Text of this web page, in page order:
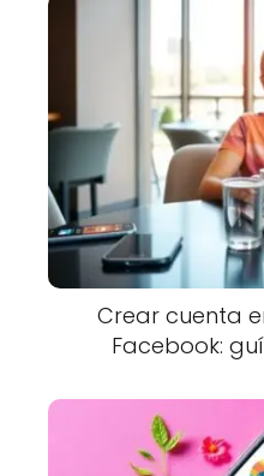
Crear cuenta
Facebook: